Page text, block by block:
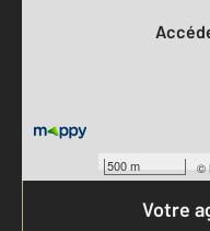
500 m ©
Votre